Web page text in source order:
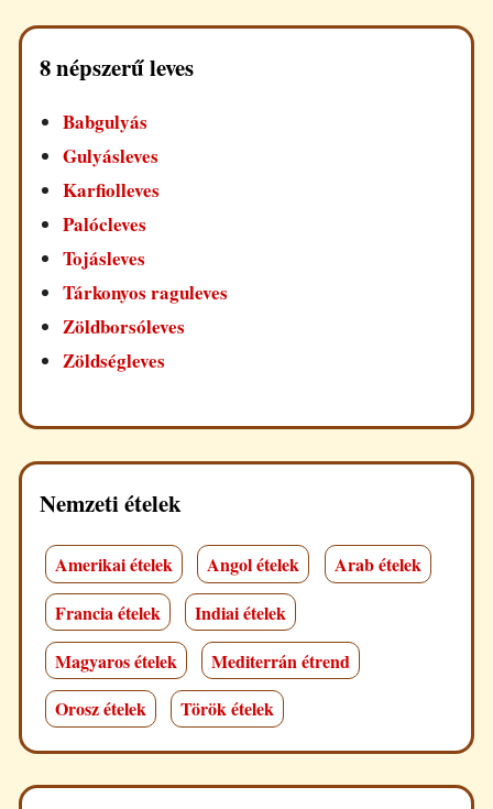
8 népszerű leves
Babgulyás
Gulyásleves
Karfiolleves
Palócleves
Tojásleves
Tárkonyos raguleves
Zöldborsóleves
Zöldségleves
Nemzeti ételek
Amerikai ételek Angol ételek
Arab ételek
Francia ételek
Indiai ételek
Magyaros ételek
Mediterrán étrend
Orosz ételek
Török ételek